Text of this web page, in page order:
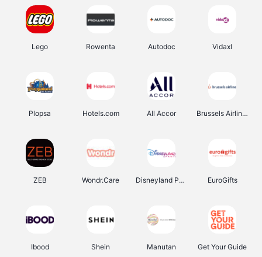
Lego Rowenta Autodoc Vidaxl
Plopsa Hotels.com All Accor Brussels Airlines
ZEB Wondr.Care Disneyland Paris EuroGifts
Ibood Shein Manutan Get Your Guide